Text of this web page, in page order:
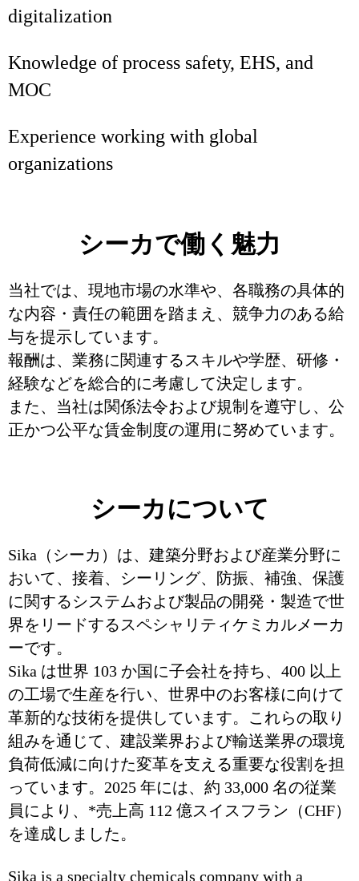
digitalization
Knowledge of process safety, EHS, and
MOC
Experience working with global
organizations
シーカで働く魅力
当社では、現地市場の水準や、各職務の具体的
な内容・責任の範囲を踏まえ、競争力のある給
与を提示しています。
報酬は、業務に関連するスキルや学歴、研修・
経験などを総合的に考慮して決定します。
また、当社は関係法令および規制を遵守し、公
正かつ公平な賃金制度の運用に努めています。
シーカについて
Sika（シーカ）は、建築分野および産業分野に
おいて、接着、シーリング、防振、補強、保護
に関するシステムおよび製品の開発・製造で世
界をリードするスペシャリティケミカルメーカ
ーです。
Sika は世界 103 か国に子会社を持ち、400 以上
の工場で生産を行い、世界中のお客様に向けて
革新的な技術を提供しています。これらの取り
組みを通じて、建設業界および輸送業界の環境
負荷低減に向けた変革を支える重要な役割を担
っています。2025 年には、約 33,000 名の従業
員により、*売上高 112 億スイスフラン（CHF）
を達成しました。
Sika is a specialty chemicals company with a